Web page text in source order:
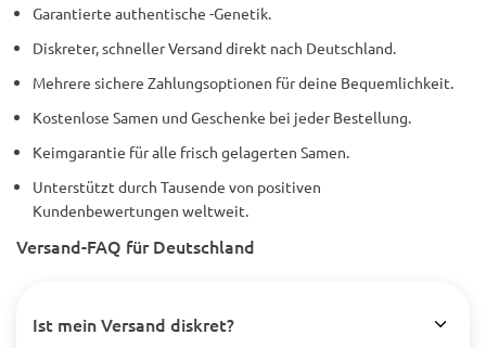
Garantierte authentische -Genetik.
Diskreter, schneller Versand direkt nach Deutschland.
Mehrere sichere Zahlungsoptionen für deine Bequemlichkeit.
Kostenlose Samen und Geschenke bei jeder Bestellung.
Keimgarantie für alle frisch gelagerten Samen.
Unterstützt durch Tausende von positiven
Kundenbewertungen weltweit.
Versand-FAQ für Deutschland
Ist mein Versand diskret?